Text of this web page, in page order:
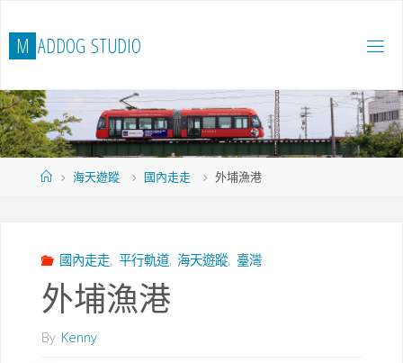
to
content
M ADDOG STUDIO
Home海天遊蹤 國內走走 外埔漁港
國內走走, 平行軌道, 海天遊蹤, 臺灣
外埔漁港
By Kenny